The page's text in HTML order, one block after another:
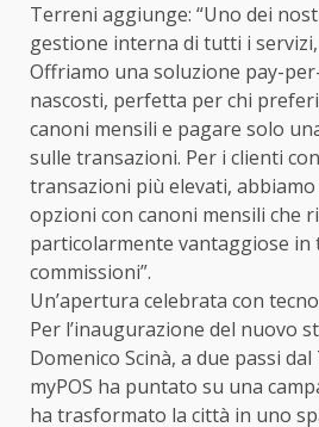
Terreni aggiunge: “Uno dei
gestione interna di tutti i
Offriamo una soluzione pay-
nascosti, perfetta per chi
canoni mensili e pagare solo
sulle transazioni. Per i clienti
transazioni più elevati,
opzioni con canoni mensili che
particolarmente vantaggiose in
commissioni”.
Un’apertura celebrata con
Per l’inaugurazione del nuovo
Domenico Scinà, a due passi
myPOS ha puntato su una
ha trasformato la città in uno